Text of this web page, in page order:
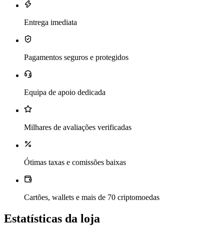
Entrega imediata
Pagamentos seguros e protegidos
Equipa de apoio dedicada
Milhares de avaliações verificadas
Ótimas taxas e comissões baixas
Cartões, wallets e mais de 70 criptomoedas
Estatísticas da loja